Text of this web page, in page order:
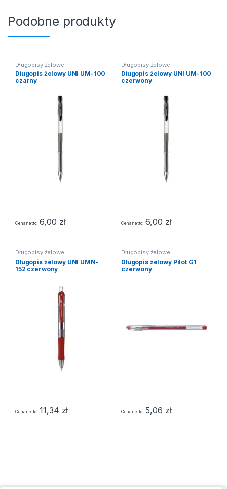
Podobne produkty
Długopisy żelowe
Długopis żelowy UNI UM-100
czarny
Cena netto 6,00 zł
Długopisy żelowe
Długopis żelowy UNI UM-100
czerwony
Cena netto 6,00 zł
Długopisy żelowe
Długopis żelowy UNI UMN-
152 czerwony
Cena netto 11,34 zł
Długopisy żelowe
Długopis żelowy Pilot G1
czerwony
Cena netto 5,06 zł